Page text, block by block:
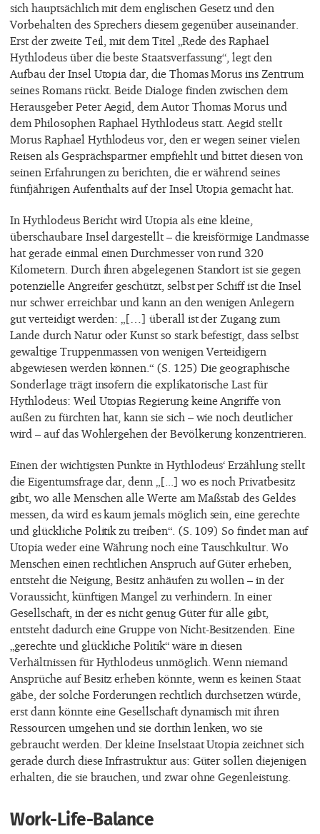
sich hauptsächlich mit dem englischen Gesetz und den
Vorbehalten des Sprechers diesem gegenüber auseinander.
Erst der zweite Teil, mit dem Titel „Rede des Raphael
Hythlodeus über die beste Staatsverfassung“, legt den
Aufbau der Insel Utopia dar, die Thomas Morus ins Zentrum
seines Romans rückt. Beide Dialoge finden zwischen dem
Herausgeber Peter Aegid, dem Autor Thomas Morus und
dem Philosophen Raphael Hythlodeus statt. Aegid stellt
Morus Raphael Hythlodeus vor, den er wegen seiner vielen
Reisen als Gesprächspartner empfiehlt und bittet diesen von
seinen Erfahrungen zu berichten, die er während seines
fünfjährigen Aufenthalts auf der Insel Utopia gemacht hat.
In Hythlodeus Bericht wird Utopia als eine kleine,
überschaubare Insel dargestellt – die kreisförmige Landmasse
hat gerade einmal einen Durchmesser von rund 320
Kilometern. Durch ihren abgelegenen Standort ist sie gegen
potenzielle Angreifer geschützt, selbst per Schiff ist die Insel
nur schwer erreichbar und kann an den wenigen Anlegern
gut verteidigt werden: „[…] überall ist der Zugang zum
Lande durch Natur oder Kunst so stark befestigt, dass selbst
gewaltige Truppenmassen von wenigen Verteidigern
abgewiesen werden können.“ (S. 125) Die geographische
Sonderlage trägt insofern die explikatorische Last für
Hythlodeus: Weil Utopias Regierung keine Angriffe von
außen zu fürchten hat, kann sie sich – wie noch deutlicher
wird – auf das Wohlergehen der Bevölkerung konzentrieren.
Einen der wichtigsten Punkte in Hythlodeus‘ Erzählung stellt
die Eigentumsfrage dar, denn „[...] wo es noch Privatbesitz
gibt, wo alle Menschen alle Werte am Maßstab des Geldes
messen, da wird es kaum jemals möglich sein, eine gerechte
und glückliche Politik zu treiben“. (S. 109) So findet man auf
Utopia weder eine Währung noch eine Tauschkultur. Wo
Menschen einen rechtlichen Anspruch auf Güter erheben,
entsteht die Neigung, Besitz anhäufen zu wollen – in der
Voraussicht, künftigen Mangel zu verhindern. In einer
Gesellschaft, in der es nicht genug Güter für alle gibt,
entsteht dadurch eine Gruppe von Nicht-Besitzenden. Eine
„gerechte und glückliche Politik“ wäre in diesen
Verhältnissen für Hythlodeus unmöglich. Wenn niemand
Ansprüche auf Besitz erheben könnte, wenn es keinen Staat
gäbe, der solche Forderungen rechtlich durchsetzen würde,
erst dann könnte eine Gesellschaft dynamisch mit ihren
Ressourcen umgehen und sie dorthin lenken, wo sie
gebraucht werden. Der kleine Inselstaat Utopia zeichnet sich
gerade durch diese Infrastruktur aus: Güter sollen diejenigen
erhalten, die sie brauchen, und zwar ohne Gegenleistung.
Work-Life-Balance